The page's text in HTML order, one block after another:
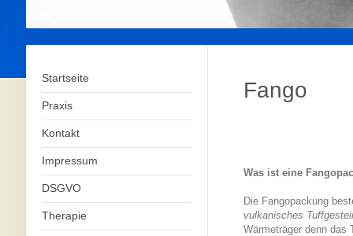
Startseite
Praxis
Kontakt
Impressum
DSGVO
Therapie
Fango
Was ist eine
Die Fangopackung
vulkanisches
Wärmeträger denn